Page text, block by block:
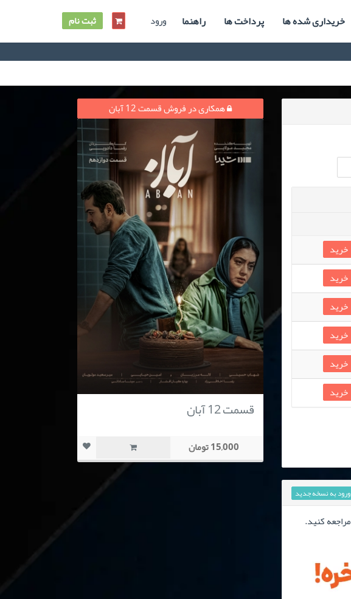
خریداری شده ها پرداخت ها راهنما ورود ثبت نام
خرید
خرید
خرید
خرید
خرید
خرید
ورود به نسخه جدید
کنید.
همکاری در فروش قسمت 12 آبان
قسمت 12 آبان
15,000 تومان